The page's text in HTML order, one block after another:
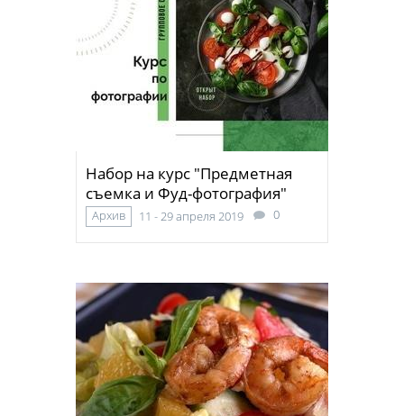
Набор на курс "Предметная
съемка и Фуд-фотография"
Архив 11 - 29 апреля 2019 0